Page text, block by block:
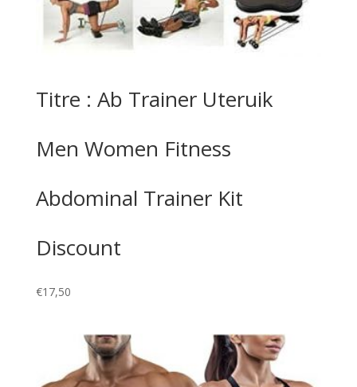
Titre : Ab Trainer Uteruik
Men Women Fitness
Abdominal Trainer Kit
Discount
€17,50